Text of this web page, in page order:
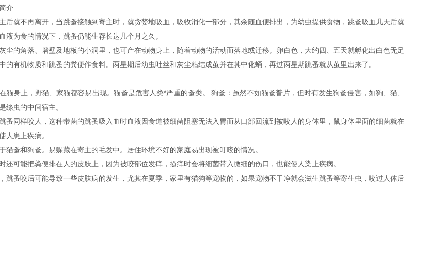
介
后就不再离开，当跳蚤接触到寄主时，就贪婪地吸血，吸收消化一部分，其余随血便排出，为幼虫提供食物，跳蚤吸血几天后就
液为食的情况下，跳蚤仍能生存长达几个月之久。
尘的角落、墙壁及地板的小洞里，也可产在动物身上，随着动物的活动而落地或迁移。卵白色，大约四、五天就孵化出白色无足
的有机物质和跳蚤的粪便作食料。两星期后幼虫吐丝和灰尘粘结成茧并在其中化蛹，再过两星期跳蚤就从茧里出来了。
猫身上，野猫、家猫都容易出现。猫蚤是危害人类*严重的蚤类。 狗蚤：虽然不如猫蚤普片，但时有发生狗蚤侵害，如狗、猫、
绦虫的中间宿主。
蚤同样咬人，这种带菌的跳蚤吸入血时血液因食道被细菌阻塞无法入胃而从口部回流到被咬人的身体里，鼠身体里面的细菌就在
人患上疾病。
猫蚤和狗蚤。易躲藏在寄主的毛发中。居住环境不好的家庭易出现被叮咬的情况。
还可能把粪便排在人的皮肤上，因为被咬部位发痒，搔痒时会将细菌带入微细的伤口，也能使人染上疾病。
跳蚤咬后可能导致一些皮肤病的发生，尤其在夏季，家里有猫狗等宠物的，如果宠物不干净就会滋生跳蚤等寄生虫，咬过人体后